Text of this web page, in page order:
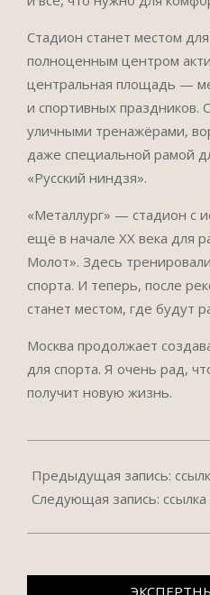
Стадион станет местом
полноценным центром
центральная площадь —
и спортивных праздников.
уличными тренажёрами,
даже специальной рамой
«Русский ниндзя».
«Металлург» — стадион с
ещё в начале XX века для
Молот». Здесь
спорта. И теперь, после
станет местом, где будут
Москва продолжает
для спорта. Я очень рад,
получит новую жизнь.
03-
11
Предыдущая запись:
Следующая запись: ссылка